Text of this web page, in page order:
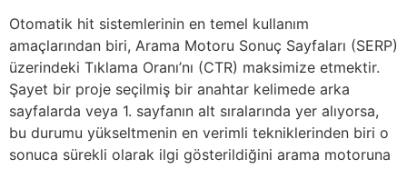
Otomatik hit sistemlerinin en temel kullanım
amaçlarından biri, Arama Motoru Sonuç Sayfaları (SERP)
üzerindeki Tıklama Oranı’nı (CTR) maksimize etmektir.
Şayet bir proje seçilmiş bir anahtar kelimede arka
sayfalarda veya 1. sayfanın alt sıralarında yer alıyorsa,
bu durumu yükseltmenin en verimli tekniklerinden biri o
sonuca sürekli olarak ilgi gösterildiğini arama motoruna